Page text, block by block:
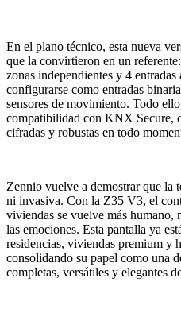
En el plano técnico, esta nueva
que la convirtieron en un
zonas independientes y 4
configurarse como entradas
sensores de movimiento. Todo
compatibilidad con KNX Secure,
cifradas y robustas en todo
Zennio vuelve a demostrar que la
ni invasiva. Con la Z35 V3, el
viviendas se vuelve más humano,
las emociones. Esta pantalla ya
residencias, viviendas premium y
consolidando su papel como una
completas, versátiles y elegantes